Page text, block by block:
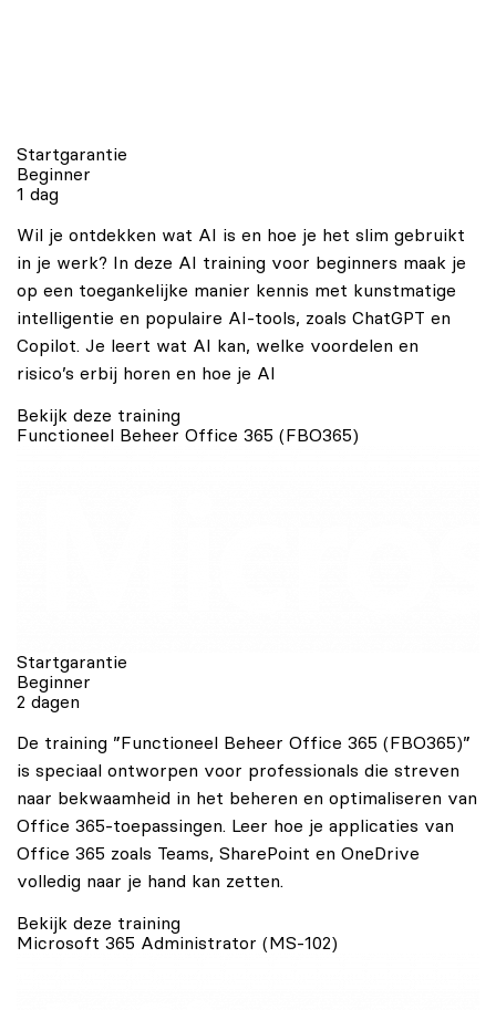
Startgarantie
Beginner
1 dag
Wil je ontdekken wat AI is en hoe je het slim gebruikt
in je werk? In deze AI training voor beginners maak je
op een toegankelijke manier kennis met kunstmatige
intelligentie en populaire AI-tools, zoals ChatGPT en
Copilot. Je leert wat AI kan, welke voordelen en
risico’s erbij horen en hoe je AI
Bekijk deze training
Functioneel Beheer Office 365 (FBO365)
Startgarantie
Beginner
2 dagen
De training ”Functioneel Beheer Office 365 (FBO365)”
is speciaal ontworpen voor professionals die streven
naar bekwaamheid in het beheren en optimaliseren van
Office 365-toepassingen. Leer hoe je applicaties van
Office 365 zoals Teams, SharePoint en OneDrive
volledig naar je hand kan zetten.
Bekijk deze training
Microsoft 365 Administrator (MS-102)